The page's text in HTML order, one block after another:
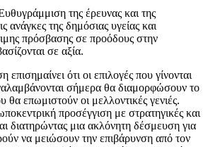
της έρευνας και της
ανάγκες της δημόσιας υγείας και
πρόσβασης σε προόδους στην
σε αξία.
ότι οι επιλογές που γίνονται
σήμερα θα διαμορφώσουν το
θα επωμιστούν οι μελλοντικές γενιές.
προσέγγιση με στρατηγικές και
διατηρώντας μια ακλόνητη δέσμευση για
να μειώσουν την επιβάρυνση από τον